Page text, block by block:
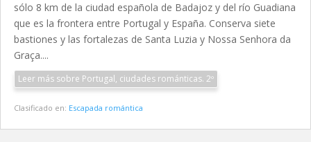
sólo 8 km de la ciudad española de Badajoz y del río Guadiana
que es la frontera entre Portugal y España. Conserva siete
bastiones y las fortalezas de Santa Luzia y Nossa Senhora da
Graça....
Leer más sobre Portugal, ciudades románticas. 2º
Clasificado en: Escapada romántica